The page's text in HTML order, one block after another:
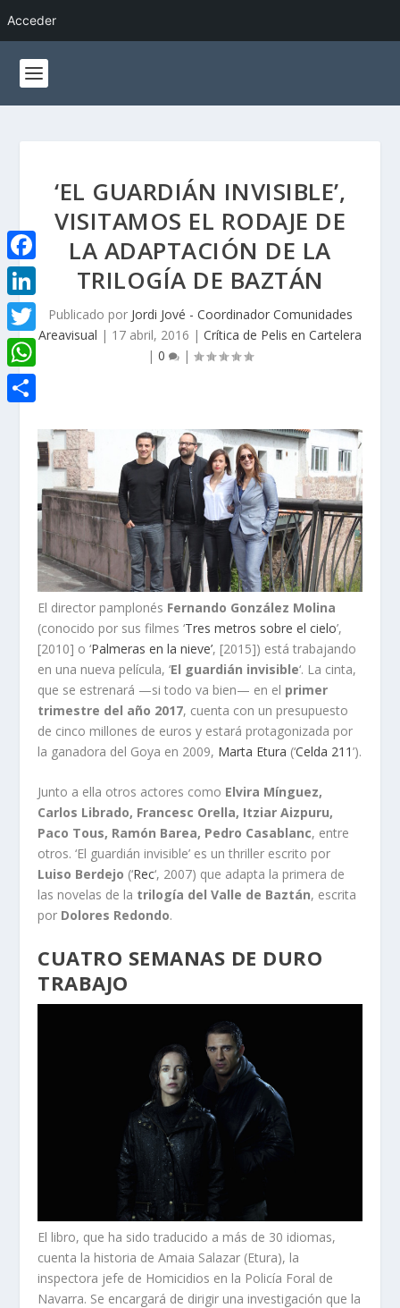
Acceder
‘EL GUARDIÁN INVISIBLE’,
VISITAMOS EL RODAJE DE
LA ADAPTACIÓN DE LA
TRILOGÍA DE BAZTÁN
Publicado por Jordi Jové - Coordinador Comunidades
Areavisual | 17 abril, 2016 | Crítica de Pelis en Cartelera
| 0 |
El director pamplonés Fernando González Molina
(conocido por sus filmes ‘Tres metros sobre el cielo’,
[2010] o ‘Palmeras en la nieve’, [2015]) está trabajando
en una nueva película, ‘El guardián invisible‘. La cinta,
que se estrenará —si todo va bien— en el primer
trimestre del año 2017, cuenta con un presupuesto
de cinco millones de euros y estará protagonizada por
la ganadora del Goya en 2009, Marta Etura (‘Celda 211’).
Junto a ella otros actores como Elvira Mínguez,
Carlos Librado, Francesc Orella, Itziar Aizpuru,
Paco Tous, Ramón Barea, Pedro Casablanc, entre
otros. ‘El guardián invisible’ es un thriller escrito por
Luiso Berdejo (‘Rec‘, 2007) que adapta la primera de
las novelas de la trilogía del Valle de Baztán, escrita
por Dolores Redondo.
CUATRO SEMANAS DE DURO
TRABAJO
El libro, que ha sido traducido a más de 30 idiomas,
cuenta la historia de Amaia Salazar (Etura), la
inspectora jefe de Homicidios en la Policía Foral de
Navarra. Se encargará de dirigir una investigación que la
F
a
c
e
b
L
i
n
k
T
w
i
W